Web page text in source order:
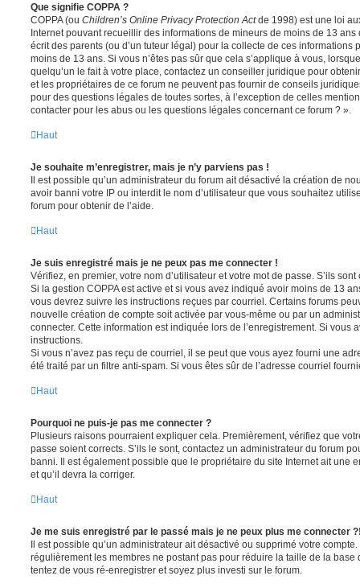
Que signifie COPPA ?
COPPA (ou Children’s Online Privacy Protection Actde 1998) est une loi
Internet pouvant recueillir des informations de mineurs de moins de 13
écrit des parents (ou d’un tuteur légal) pour la collecte de ces informations
moins de 13 ans. Si vous n’êtes pas sûr que cela s’applique à vous,
quelqu’un le fait à votre place, contactez un conseiller juridique pour
et les propriétaires de ce forum ne peuvent pas fournir de conseils
pour des questions légales de toutes sortes, à l’exception de celles
contacter pour les abus ou les questions légales concernant ce forum ? ».
Haut
Je souhaite m’enregistrer, mais je n’y parviens pas !
Il est possible qu’un administrateur du forum ait désactivé la création de
avoir banni votre IP ou interdit le nom d’utilisateur que vous souhaitez
forum pour obtenir de l’aide.
Haut
Je suis enregistré mais je ne peux pas me connecter !
Vérifiez, en premier, votre nom d’utilisateur et votre mot de passe. S’ils
Si la gestion COPPA est active et si vous avez indiqué avoir moins de 13
vous devrez suivre les instructions reçues par courriel. Certains forums
nouvelle création de compte soit activée par vous-même ou par un
connecter. Cette information est indiquée lors de l’enregistrement. Si vous
instructions.
Si vous n’avez pas reçu de courriel, il se peut que vous ayez fourni une
été traité par un filtre anti-spam. Si vous êtes sûr de l’adresse courriel
Haut
Pourquoi ne puis-je pas me connecter ?
Plusieurs raisons pourraient expliquer cela. Premièrement, vérifiez que
passe soient corrects. S’ils le sont, contactez un administrateur du forum
banni. Il est également possible que le propriétaire du site Internet ait une
et qu’il devra la corriger.
Haut
Je me suis enregistré par le passé mais je ne peux plus me connecter
Il est possible qu’un administrateur ait désactivé ou supprimé votre
régulièrement les membres ne postant pas pour réduire la taille de la base
tentez de vous ré-enregistrer et soyez plus investi sur le forum.